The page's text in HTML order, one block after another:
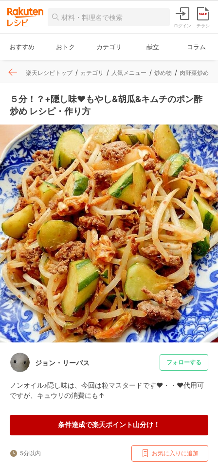
ログイン チラシ
おすすめ おトク カテゴリ 献立 コラム
楽天レシピトップ カテゴリ 人気メニュー 炒め物 肉野菜炒め
５分！？+隠し味❤もやし&胡瓜&キムチのポン酢
炒め レシピ・作り方
ジョン・リーバス フォローする
ノンオイル♪隠し味は、今回は粒マスタードです❤・・❤代用可
ですが、キュウリの消費にも↑
条件達成で楽天ポイント山分け！
5分以内 お気に入りに追加